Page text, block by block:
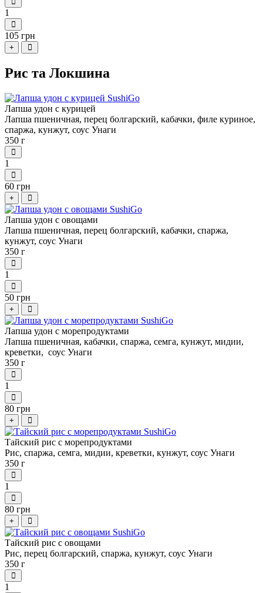
1
105 грн
+
Рис та Локшина
Лапша удон с курицей
Лапша пшеничная, перец болгарский, кабачки, филе куриное,
спаржа, кунжут, соус Унаги
350 г
1
60 грн
+
Лапша удон с овощами
Лапша пшеничная, перец болгарский, кабачки, спаржа,
кунжут, соус Унаги
350 г
1
50 грн
+
Лапша удон с морепродуктами
Лапша пшеничная, кабачки, спаржа, семга, кунжут, мидии,
креветки, соус Унаги
350 г
1
80 грн
+
Тайский рис с морепродуктами
Рис, спаржа, семга, мидии, креветки, кунжут, соус Унаги
350 г
1
80 грн
+
Тайский рис с овощами
Рис, перец болгарский, спаржа, кунжут, соус Унаги
350 г
1